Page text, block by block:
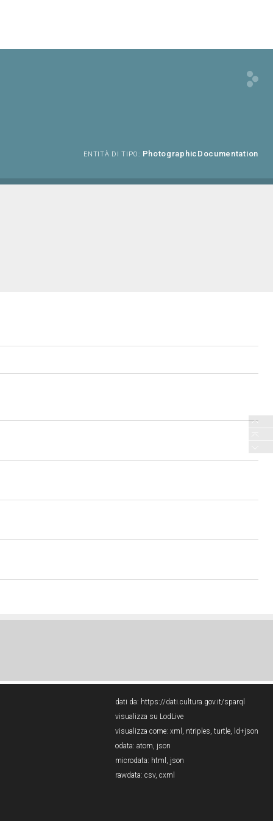
ENTITÀ DI TIPO: PhotographicDocumentation
dati da: https://dati.cultura.gov.it/sparql
visualizza su LodLive
visualizza come: xml , ntriples, turtle, ld+json
odata: atom, json
microdata: html , json
rawdata: csv, cxml